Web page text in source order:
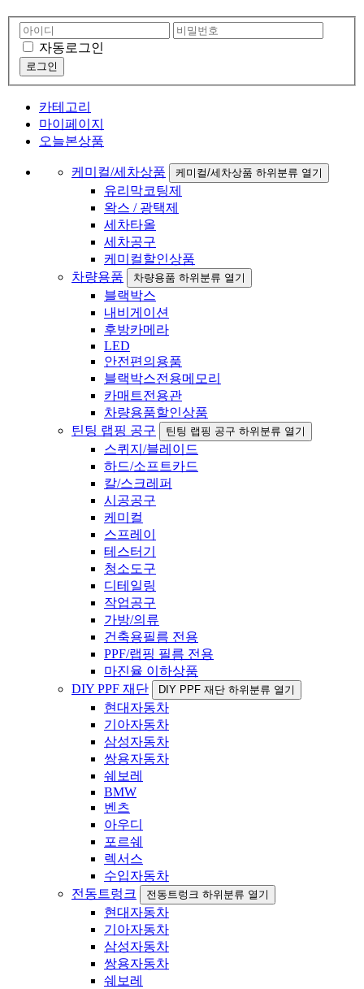
자동로그인
카테고리
마이페이지
오늘본상품
케미컬/세차상품 케미컬/세차상품 하위분류 열기
유리막코팅제
왁스 / 광택제
세차타올
세차공구
케미컬할인상품
차량용품
차량용품 하위분류 열기
블랙박스
내비게이션
후방카메라
LED
안전편의용품
블랙박스전용메모리
카매트전용관
차량용품할인상품
틴팅 랩핑 공구
틴팅 랩핑 공구 하위분류 열기
스퀴지/블레이드
하드/소프트카드
칼/스크레퍼
시공공구
케미컬
스프레이
테스터기
청소도구
디테일링
작업공구
가방/의류
건축용필름 전용
PPF/랩핑 필름 전용
마진율 이하상품
DIY PPF 재단
DIY PPF 재단 하위분류 열기
현대자동차
기아자동차
삼성자동차
쌍용자동차
쉐보레
BMW
벤츠
아우디
포르쉐
렉서스
수입자동차
전동트렁크
전동트렁크 하위분류 열기
현대자동차
기아자동차
삼성자동차
쌍용자동차
쉐보레